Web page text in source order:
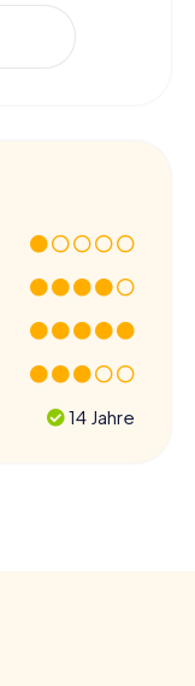
14 Jahre